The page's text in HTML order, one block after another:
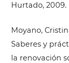
Hurtado, 2009.
Moyano,
Saberes y
la renovación